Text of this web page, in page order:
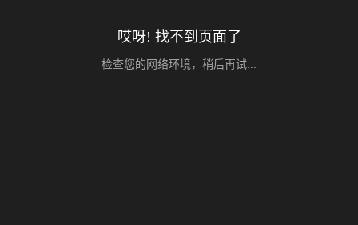
哎呀! 找不到页面了
检查您的网络环境，稍后再试...